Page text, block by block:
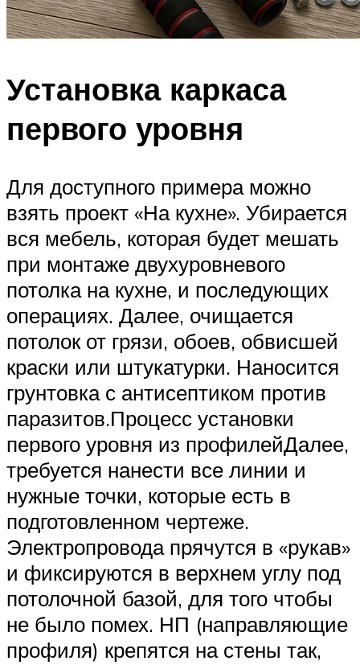
Установка каркаса
первого уровня
Для доступного примера можно
взять проект «На кухне». Убирается
вся мебель, которая будет мешать
при монтаже двухуровневого
потолка на кухне, и последующих
операциях. Далее, очищается
потолок от грязи, обоев, обвисшей
краски или штукатурки. Наносится
грунтовка с антисептиком против
паразитов.Процесс установки
первого уровня из профилейДалее,
требуется нанести все линии и
нужные точки, которые есть в
подготовленном чертеже.
Электропровода прячутся в «рукав»
и фиксируются в верхнем углу под
потолочной базой, для того чтобы
не было помех. НП (направляющие
профиля) крепятся на стены так,